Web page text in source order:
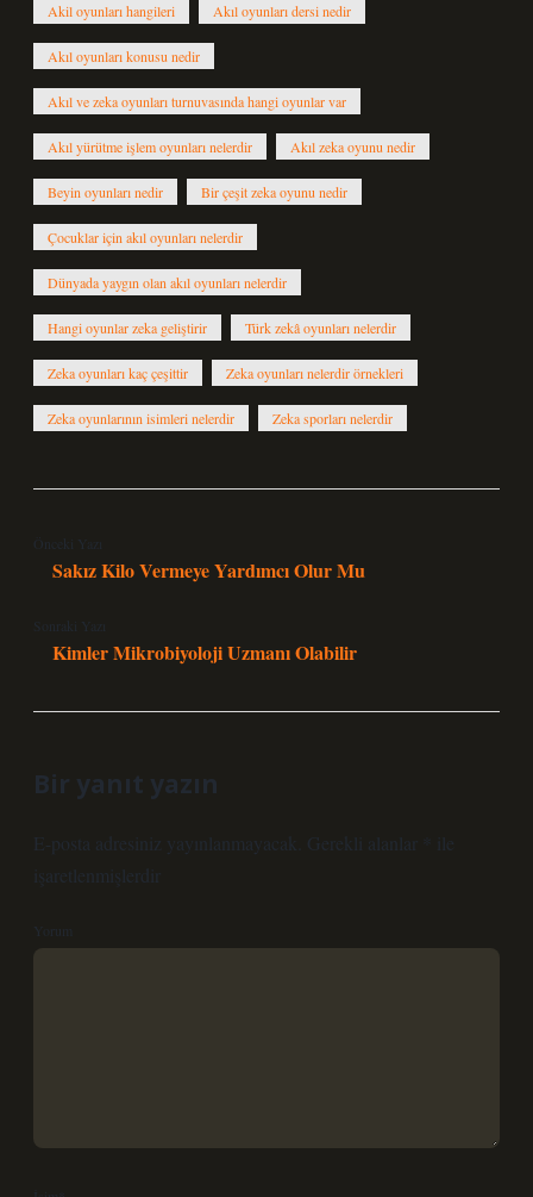
Akil oyunları hangileri Akıl oyunları dersi nedir
Akıl oyunları konusu nedir
Akıl ve zeka oyunları turnuvasında hangi oyunlar var
Akıl yürütme işlem oyunları nelerdir Akıl zeka oyunu nedir
Beyin oyunları nedir Bir çeşit zeka oyunu nedir
Çocuklar için akıl oyunları nelerdir
Dünyada yaygın olan akıl oyunları nelerdir
Hangi oyunlar zeka geliştirir Türk zekâ oyunları nelerdir
Zeka oyunları kaç çeşittir Zeka oyunları nelerdir örnekleri
Zeka oyunlarının isimleri nelerdir Zeka sporları nelerdir
Önceki Yazı
Sakız Kilo Vermeye Yardımcı Olur Mu
Sonraki Yazı
Kimler Mikrobiyoloji Uzmanı Olabilir
Bir yanıt yazın
E-posta adresiniz yayınlanmayacak. Gerekli alanlar
ile
işaretlenmişlerdir
Yorum